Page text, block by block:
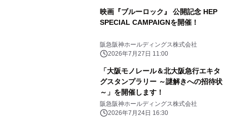
映画『ブルーロック』 公開記念 HEP
SPECIAL CAMPAIGNを開催！
阪急阪神ホールディングス株式会社
2026年7月27日 11:00
「大阪モノレール＆北大阪急行エキタ
グスタンプラリー ～謎解きへの招待状
～」を開催します！
阪急阪神ホールディングス株式会社
2026年7月24日 16:30